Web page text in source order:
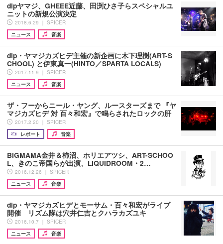
dipヤマジ、GHEEE近藤、田渕ひさ子らスペシャルユ
ニットの新規公演決定
2018.6.29 ｜ SPICER
ニュース
音楽
dip・ヤマジカズヒデ主催の新企画に木下理樹(ART-S
CHOOL) と伊東真一(HINTO／SPARTA LOCALS)
2017.11.9 ｜ SPICER
ニュース
音楽
ザ・フーからニール・ヤング、ルースターズまで 『ヤ
マジカズヒデ 対 百々和宏』で鳴らされたロックの肝
2017.2.20 ｜ SPICER
レポート
音楽
BIGMAMA金井＆柿沼、ホリエアツシ、ART-SCHOO
L、きのこ帝国らが出演、LIQUIDROOM・2…
2016.12.26 ｜ SPICER
ニュース
音楽
dip・ヤマジカズヒデとモーサム・百々和宏がライブ
開催 リズム隊は穴井仁吉とクハラカズユキ
2016.10.7 ｜ SPICER
ニュース
音楽